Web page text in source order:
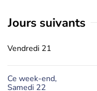
jours suivants
Vendredi 21
Ce week-end,
Samedi 22